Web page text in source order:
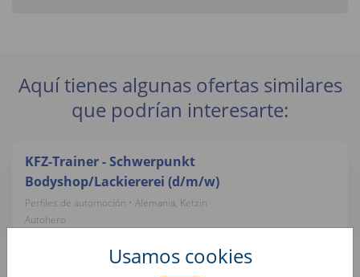
Usamos cookies
Aquí tienes algunas ofertas similares
que podrían interesarte:
KFZ-Trainer - Schwerpunkt
Bodyshop/Lackiererei (d/m/w)
Perfiles de automoción • Alemania, Ketzin
Autohero
Fahrzeugaufbereiter (d/m/w)